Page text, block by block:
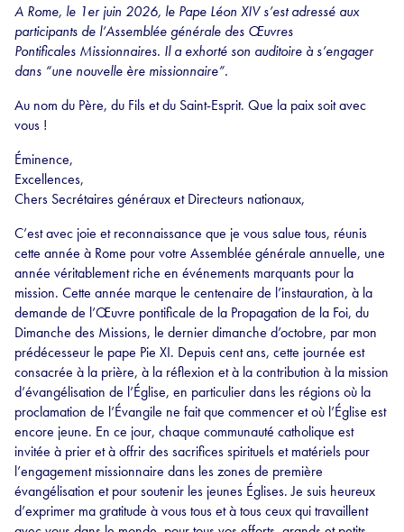
A Rome, le 1er juin 2026, le Pape Léon XIV s’est adressé aux
participants de l’Assemblée générale des Œuvres
Pontificales Missionnaires. Il a exhorté son auditoire à s’engager
dans “une nouvelle ère missionnaire”.
Au nom du Père, du Fils et du Saint-Esprit. Que la paix soit avec
vous !
Éminence,
Excellences,
Chers Secrétaires généraux et Directeurs nationaux,
C’est avec joie et reconnaissance que je vous salue tous, réunis
cette année à Rome pour votre Assemblée générale annuelle, une
année véritablement riche en événements marquants pour la
mission. Cette année marque le centenaire de l’instauration, à la
demande de l’Œuvre pontificale de la Propagation de la Foi, du
Dimanche des Missions, le dernier dimanche d’octobre, par mon
prédécesseur le pape Pie XI. Depuis cent ans, cette journée est
consacrée à la prière, à la réflexion et à la contribution à la mission
d’évangélisation de l’Église, en particulier dans les régions où la
proclamation de l’Évangile ne fait que commencer et où l’Église est
encore jeune. En ce jour, chaque communauté catholique est
invitée à prier et à offrir des sacrifices spirituels et matériels pour
l’engagement missionnaire dans les zones de première
évangélisation et pour soutenir les jeunes Églises. Je suis heureux
d’exprimer ma gratitude à vous tous et à tous ceux qui travaillent